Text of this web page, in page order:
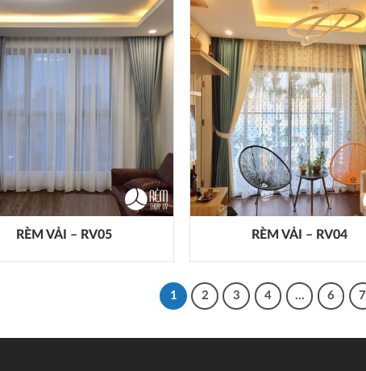
RÈM VẢI – RV05 RÈM VẢI – RV04
1 2 3 4 … 6 7